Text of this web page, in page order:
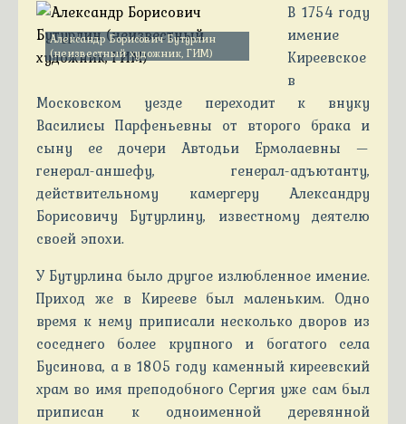
Александр Борисович Бутурлин
(неизвестный художник, ГИМ)
В 1754 году
имение
Киреевское
в
Московском уезде переходит к внуку
Василисы Парфеньевны от второго брака и
сыну ее дочери Автодьи Ермолаевны —
генерал-аншефу, генерал-адъютанту,
действительному камергеру Александру
Борисовичу Бутурлину, известному деятелю
своей эпохи.
У Бутурлина было другое излюбленное имение.
Приход же в Кирееве был маленьким. Одно
время к нему приписали несколько дворов из
соседнего более крупного и богатого села
Бусинова, а в 1805 году каменный киреевский
храм во имя преподобного Сергия уже сам был
приписан к одноименной деревянной